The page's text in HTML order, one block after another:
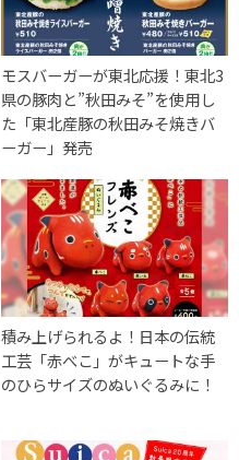
モスバーガーが東北応援！東北3
県の豚肉と”秋田みそ”を使用し
た「東北産豚の秋田みそ焼きバ
ーガー」発売
積み上げられるよ！日本の伝統
工芸「赤べこ」がキュートな手
のひらサイズのぬいぐるみに！